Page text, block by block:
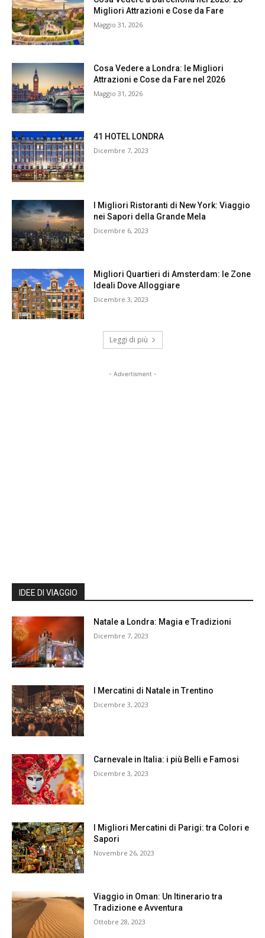
Migliori Attrazioni e Cose da Fare
Maggio 31, 2026
Cosa Vedere a Londra: le Migliori
Attrazioni e Cose da Fare nel 2026
Maggio 31, 2026
41 HOTEL LONDRA
Dicembre 7, 2023
I Migliori Ristoranti di New York: Viaggio
nei Sapori della Grande Mela
Dicembre 6, 2023
Migliori Quartieri di Amsterdam: le Zone
Ideali Dove Alloggiare
Dicembre 3, 2023
Leggi di più
- Advertisment -
IDEE DI VIAGGIO
Natale a Londra: Magia e Tradizioni
Dicembre 7, 2023
I Mercatini di Natale in Trentino
Dicembre 3, 2023
Carnevale in Italia: i più Belli e Famosi
Dicembre 3, 2023
I Migliori Mercatini di Parigi: tra Colori e
Sapori
Novembre 26, 2023
Viaggio in Oman: Un Itinerario tra
Tradizione e Avventura
Ottobre 28, 2023